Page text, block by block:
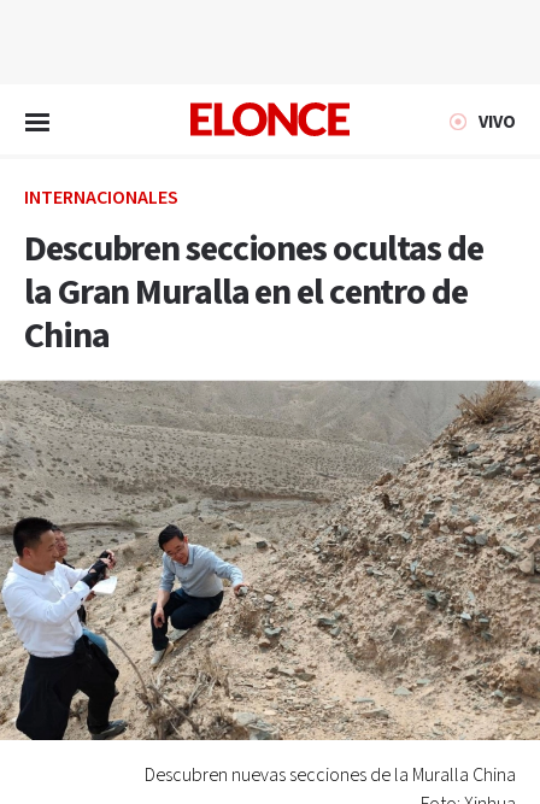
VIVO
INTERNACIONALES
Descubren secciones ocultas de
la Gran Muralla en el centro de
China
Descubren nuevas secciones de la Muralla China